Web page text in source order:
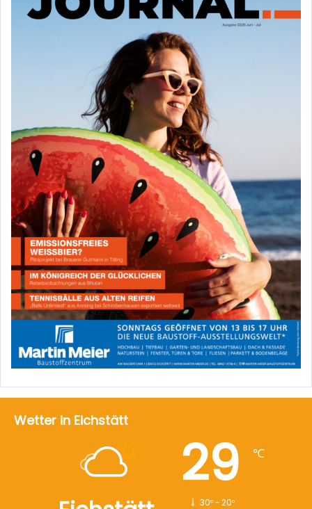
Wetter in Eichstätt
29 ℃
30º - 20º